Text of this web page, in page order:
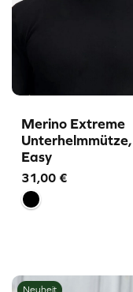
Merino Extreme
Unterhelmmütze,
Easy
31,00 €